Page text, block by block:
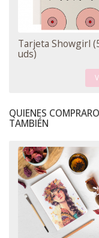
Tarjeta Showgirl
uds)
QUIENES
TAMBIÉN